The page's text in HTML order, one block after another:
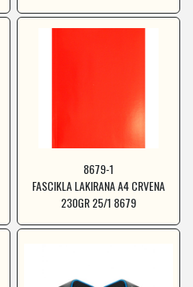
8679-1
FASCIKLA LAKIRANA A4 CRVENA
230GR 25/1 8679